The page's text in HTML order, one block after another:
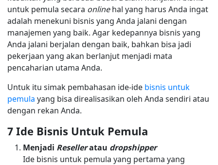
untuk pemula secara onlinehal yang harus Anda ingat
adalah menekuni bisnis yang Anda jalani dengan
manajemen yang baik. Agar kedepannya bisnis yang
Anda jalani berjalan dengan baik, bahkan bisa jadi
pekerjaan yang akan berlanjut menjadi mata
pencaharian utama Anda.
Untuk itu simak pembahasan ide-ide bisnis untuk
pemula yang bisa direalisasikan oleh Anda sendiri atau
dengan rekan Anda.
7 Ide Bisnis Untuk Pemula
Menjadi Reselleratau dropshipper
Ide bisnis untuk pemula yang pertama yang